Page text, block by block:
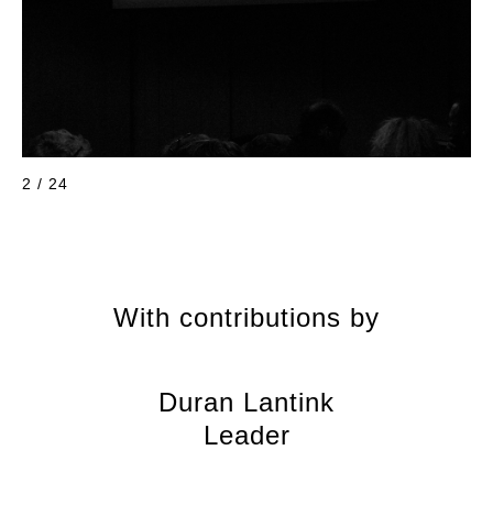
2 / 24
With contributions by
Duran Lantink
Leader